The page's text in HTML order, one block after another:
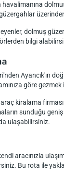
dolmuş
bilgi
Ayancık'ın
göre
kiralama
sunduğu
ulaşabilirsiniz.
aracınızla
Bu rota ile